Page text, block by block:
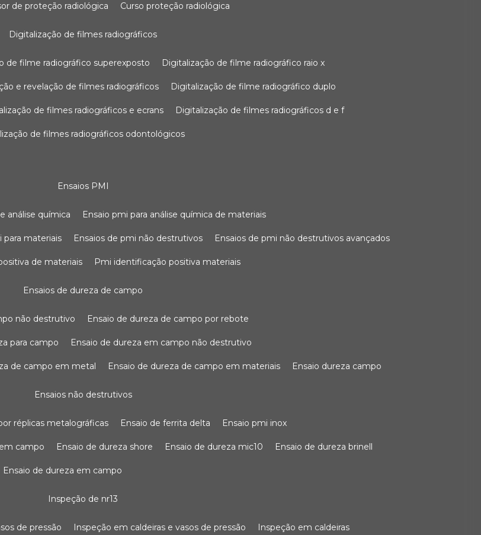
de proteção radiológica curso proteção radiológica
digitalização de filmes radiográficos
de filme radiográfico superexposto digitalização de filme radiográfico raio x
e revelação de filmes radiográficos digitalização de filme radiográfico duplo
de filmes radiográficos e ecrans digitalização de filmes radiográficos d e f
de filmes radiográficos odontológicos
ensaios PMI
análise química ensaio pmi para análise química de materiais
para materiais ensaios de pmi não destrutivos ensaios de pmi não destrutivos avançados
de materiais pmi identificação positiva materiais
ensaios de dureza de campo
não destrutivo ensaio de dureza de campo por rebote
para campo ensaio de dureza em campo não destrutivo
de campo em metal ensaio de dureza de campo em materiais ensaio dureza campo
ensaios não destrutivos
por réplicas metalográficas ensaio de ferrita delta ensaio pmi inox
campo ensaio de dureza shore ensaio de dureza mic10 ensaio de dureza brinell
ensaio de dureza em campo
inspeção de nr13
de pressão inspeção em caldeiras e vasos de pressão inspeção em caldeiras